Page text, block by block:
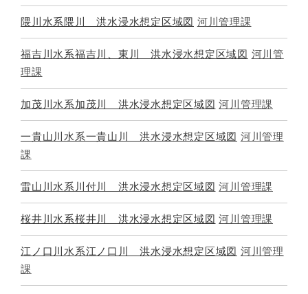
隈川水系隈川 洪水浸水想定区域図 河川管理課
福吉川水系福吉川、東川 洪水浸水想定区域図 河川管
理課
加茂川水系加茂川 洪水浸水想定区域図 河川管理課
一貴山川水系一貴山川 洪水浸水想定区域図 河川管理
課
雷山川水系川付川 洪水浸水想定区域図 河川管理課
桜井川水系桜井川 洪水浸水想定区域図 河川管理課
江ノ口川水系江ノ口川 洪水浸水想定区域図 河川管理
課